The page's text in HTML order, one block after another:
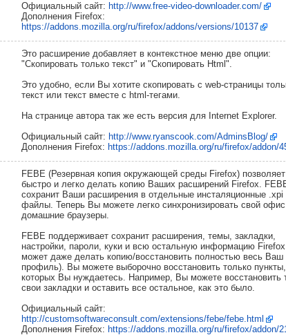
Официальный сайт: http://www.free-video-downloader.com/
Дополнения Firefox:
https://addons.mozilla.org/ru/firefox/addons/versions/10137
Это расширение добавляет в контекстное меню две опции:
"Скопировать только текст" и "Скопировать Html".
Это удобно, если Вы хотите скопировать с web-страницы
текст или текст вместе с html-тегами.
На странице автора так же есть версия для Internet Explorer.
Официальный сайт: http://www.ryanscook.com/AdminsBlog/
Дополнения Firefox: https://addons.mozilla.org/ru/firefox/addon/
FEBE (Резервная копия окружающей среды Firefox)
быстро и легко делать копию Ваших расширений Firefox.
сохранит Ваши расширения в отдельные инсталяционные .xpi
файлы. Теперь Вы можете легко синхронизировать свой
домашние браузеры.
FEBE поддерживает сохранит расширения, темы, закладки,
настройки, пароли, куки и всю остальную информацию
может даже делать копию/восстановить полностью весь Ваш
профиль). Вы можете выборочно восстановить только
которых Вы нуждаетесь. Например, Вы можете восстановить
свои закладки и оставить все остальное, как это было.
Официальный сайт:
http://customsoftwareconsult.com/extensions/febe/febe.html
Дополнения Firefox: https://addons.mozilla.org/ru/firefox/addon/